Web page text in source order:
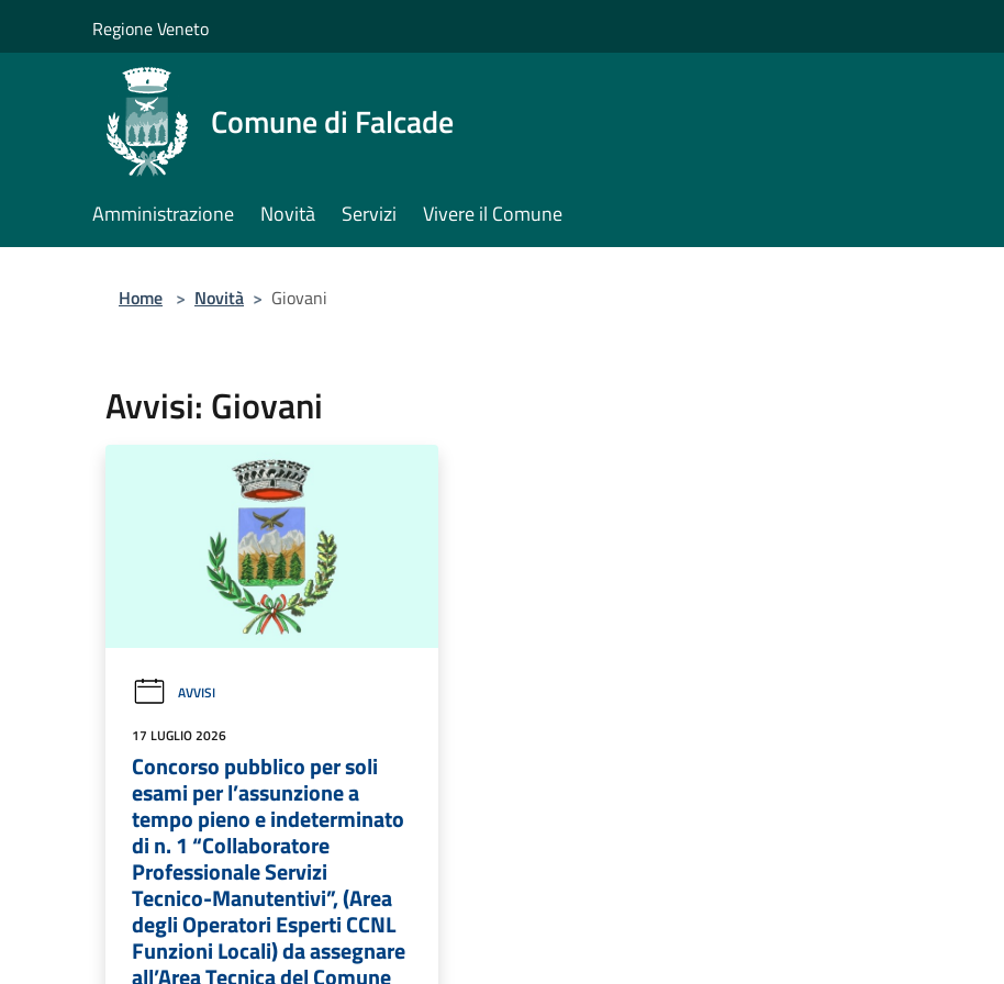
Regione Veneto
Comune di Falcade
Amministrazione Novità Servizi Vivere il Comune
Home > Novità > Giovani
Avvisi: Giovani
AVVISI
17 LUGLIO 2026
Concorso pubblico per soli
esami per l’assunzione a
tempo pieno e indeterminato
di n. 1 “Collaboratore
Professionale Servizi
Tecnico-Manutentivi”, (Area
degli Operatori Esperti CCNL
Funzioni Locali) da assegnare